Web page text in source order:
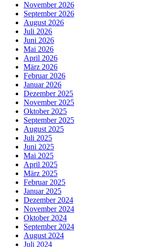
November 2026
September 2026
August 2026
Juli 2026
Juni 2026
Mai 2026
April 2026
März 2026
Februar 2026
Januar 2026
Dezember 2025
November 2025
Oktober 2025
September 2025
August 2025
Juli 2025
Juni 2025
Mai 2025
April 2025
März 2025
Februar 2025
Januar 2025
Dezember 2024
November 2024
Oktober 2024
September 2024
August 2024
Juli 2024